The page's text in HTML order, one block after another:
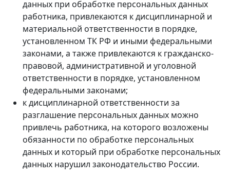
данных при обработке персональных данных
работника, привлекаются к дисциплинарной и
материальной ответственности в порядке,
установленном ТК РФ и иными федеральными
законами, а также привлекаются к гражданско-
правовой, административной и уголовной
ответственности в порядке, установленном
федеральными законами;
к дисциплинарной ответственности за
разглашение персональных данных можно
привлечь работника, на которого возложены
обязанности по обработке персональных
данных и который при обработке персональных
данных нарушил законодательство России.